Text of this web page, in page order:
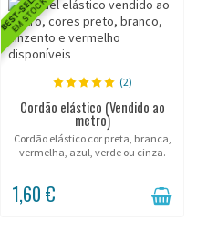
EM STOCK
(2)
Cordão elástico (Vendido ao
metro)
Cordão elástico cor preta, branca,
vermelha, azul, verde ou cinza.
1,60 €